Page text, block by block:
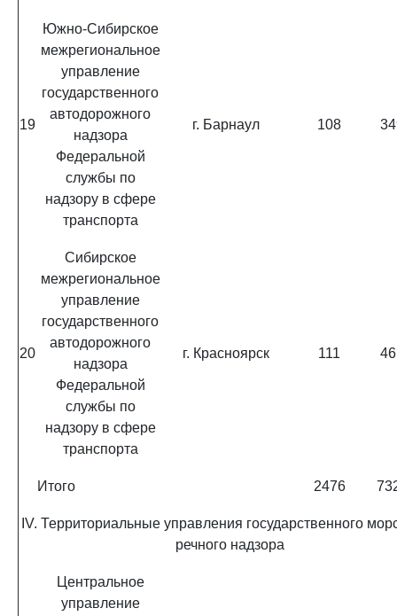
19
Южно-Сибирское
межрегиональное
управление
государственного
автодорожного
надзора
Федеральной
службы по
надзору в сфере
транспорта
г. Барнаул 108
20
Сибирское
межрегиональное
управление
государственного
автодорожного
надзора
Федеральной
службы по
надзору в сфере
транспорта
г. Красноярск 111
Итого 2476
IV. Территориальные управления государственного
речного надзора
Центральное
управление